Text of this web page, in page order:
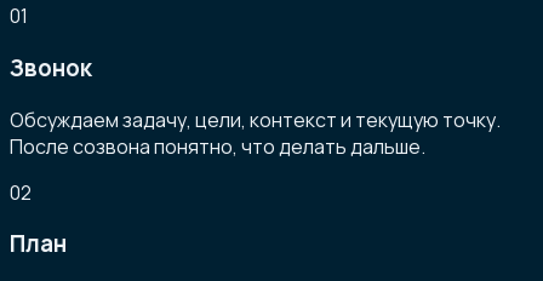
01
Звонок
Обсуждаем задачу, цели, контекст и текущую точку.
После созвона понятно, что делать дальше.
02
План